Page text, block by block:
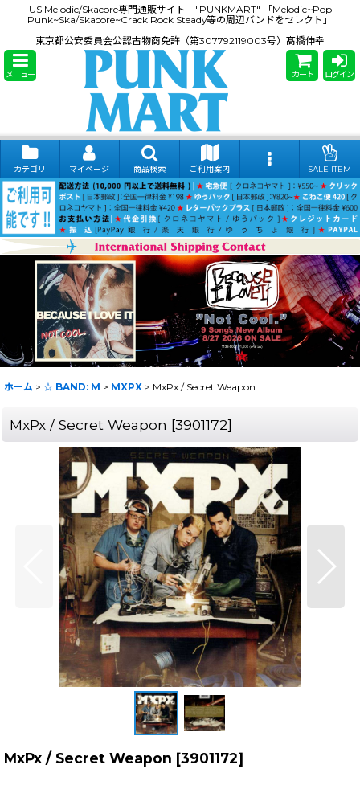
US Melodic/Skacore専門通販サイト "PUNKMART" 「Melodic~Pop
Punk~Ska/Skacore~Crack Rock Steady等の周辺バンドをセレクト」
東京都公安委員会公認古物商免許（第307792119003号）髙橋伸幸
メニュー カート ログイン
カテゴリ マイページ 商品検索 ご利用案内 SALE ITEM
ホーム > ☆ BAND: M > MXPX > MxPx / Secret Weapon
MxPx / Secret Weapon [3901172]
MxPx / Secret Weapon [3901172]